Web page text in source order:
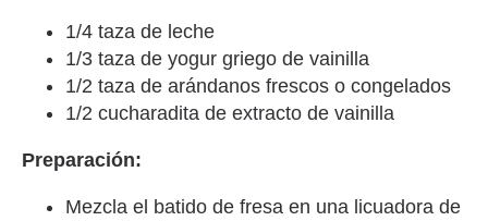
1/4 taza de leche
1/3 taza de yogur griego de vainilla
1/2 taza de arándanos frescos o congelados
1/2 cucharadita de extracto de vainilla
Preparación:
Mezcla el batido de fresa en una licuadora de